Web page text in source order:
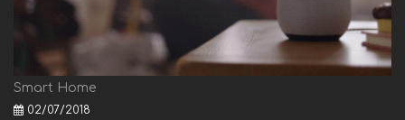
Smart Home
02/07/2018